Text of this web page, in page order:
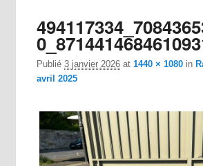
Publié3 janvier 2026 at1440 × 1080 in
avril 2025